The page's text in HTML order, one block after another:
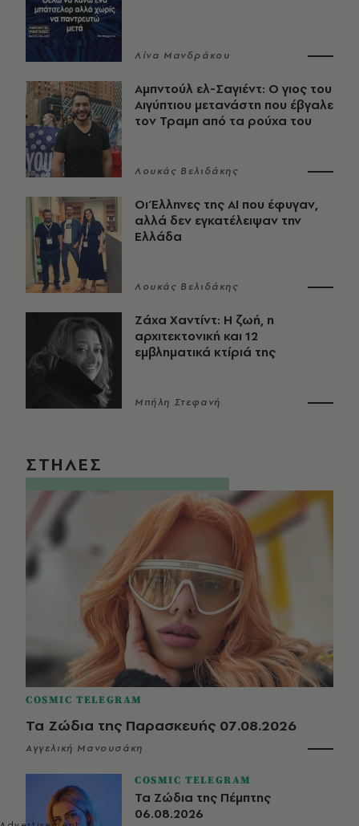
Λίνα Μανδράκου
Αμπντούλ ελ-Σαγιέντ: Ο γιος του
Αιγύπτιου μετανάστη που έβγαλε
τον Τραμπ από τα ρούχα του
Λουκάς Βελιδάκης
Οι Έλληνες της ΑΙ που έφυγαν,
αλλά δεν εγκατέλειψαν την
Ελλάδα
Λουκάς Βελιδάκης
Ζάχα Χαντίντ: Η ζωή, η
αρχιτεκτονική και 12
εμβληματικά κτίριά της
Μπήλη Στεφανή
ΣΤΗΛΕΣ
COSMIC TELEGRAM
Τα Ζώδια της Παρασκευής 07.08.2026
Αγγελική Μανουσάκη
COSMIC TELEGRAM
Τα Ζώδια της Πέμπτης
06.08.2026